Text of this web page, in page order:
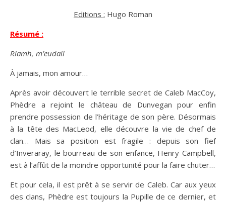
Editions : Hugo Roman
Résumé :
Riamh, m’eudail
À jamais, mon amour…
Après avoir découvert le terrible secret de Caleb MacCoy,
Phèdre a rejoint le château de Dunvegan pour enfin
prendre possession de l’héritage de son père. Désormais
à la tête des MacLeod, elle découvre la vie de chef de
clan… Mais sa position est fragile : depuis son fief
d’Inveraray, le bourreau de son enfance, Henry Campbell,
est à l’affût de la moindre opportunité pour la faire chuter…
Et pour cela, il est prêt à se servir de Caleb. Car aux yeux
des clans, Phèdre est toujours la Pupille de ce dernier, et